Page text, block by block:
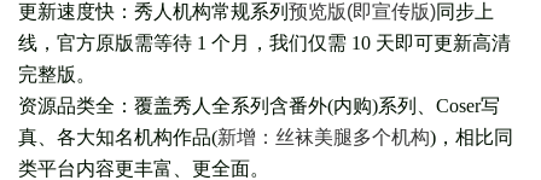
更新速度快：秀人机构常规系列 预览版(即宣传版)同步上
线，官方原版需等待 1 个月，我们仅需 10 天即可更新高清
完整版。
资源品类全：覆盖秀人全系列含番外(内购)系列、Coser写
真、各大知名机构作品(新增：丝袜美腿多个机构)，相比同
类平台内容更丰富、更全面。